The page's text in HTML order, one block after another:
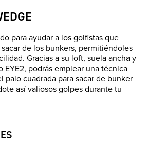
para ayudar a los golfistas que
de los bunkers, permitiéndoles
Gracias a su loft, suela ancha y
EYE2, podrás emplear una técnica
palo cuadrada para sacar de bunker
así valiosos golpes durante tu